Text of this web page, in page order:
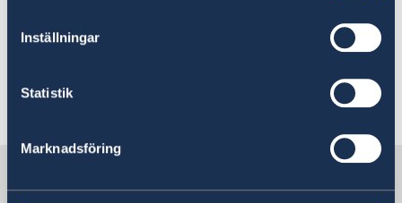
Inställningar
Statistik
Marknadsföring